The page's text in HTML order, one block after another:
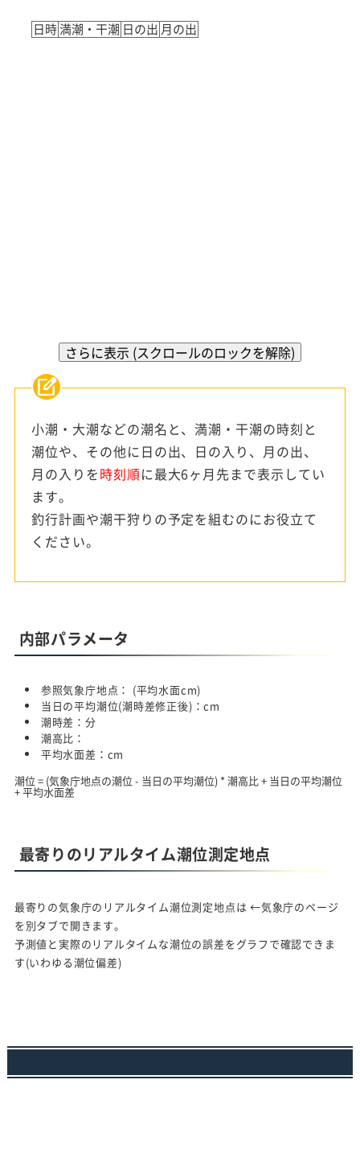
日時満潮・干潮 日の出 月の出
さらに表示 (スクロールのロックを解除)
小潮・大潮などの潮名と、満潮・干潮の時刻と
潮位や、その他に日の出、日の入り、月の出、
月の入りを時刻順に最大6ヶ月先まで表示してい
ます。
釣行計画や潮干狩りの予定を組むのにお役立て
ください。
内部パラメータ
参照気象庁地点： (平均水面cm)
当日の平均潮位(潮時差修正後)：cm
潮時差：分
潮高比：
平均水面差： cm
潮位 = (気象庁地点の潮位 - 当日の平均潮位) * 潮高比 + 当日の平均潮位
+ 平均水面差
最寄りのリアルタイム潮位測定地点
最寄りの気象庁のリアルタイム潮位測定地点は ←気象庁のページ
を別タブで開きます。
予測値と実際のリアルタイムな潮位の誤差をグラフで確認できま
す(いわゆる潮位偏差)